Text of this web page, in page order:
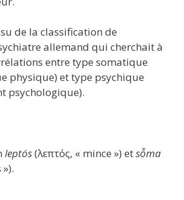
de la classification de
allemand qui cherchait à
entre type somatique
physique) et type psychique
psychologique).
leptós(λεπτός, « mince ») etsỗma